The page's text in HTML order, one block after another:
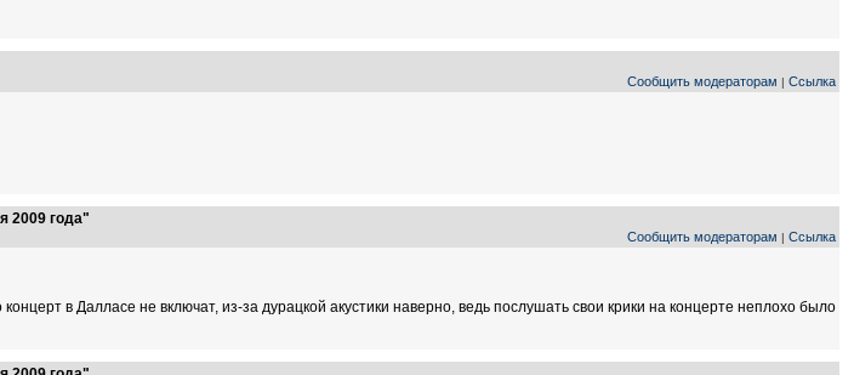
Сообщить модераторам | Ссылка
2009 года"
Сообщить модераторам | Ссылка
в Далласе не включат, из-за дурацкой акустики наверно, ведь послушать свои крики на концерте неплохо было